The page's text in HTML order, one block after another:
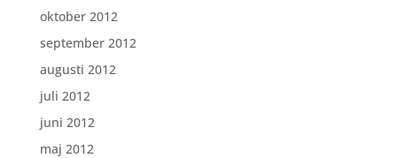
oktober 2012
september 2012
augusti 2012
juli 2012
juni 2012
maj 2012